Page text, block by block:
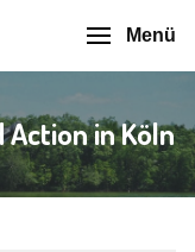
Menü
in Köln